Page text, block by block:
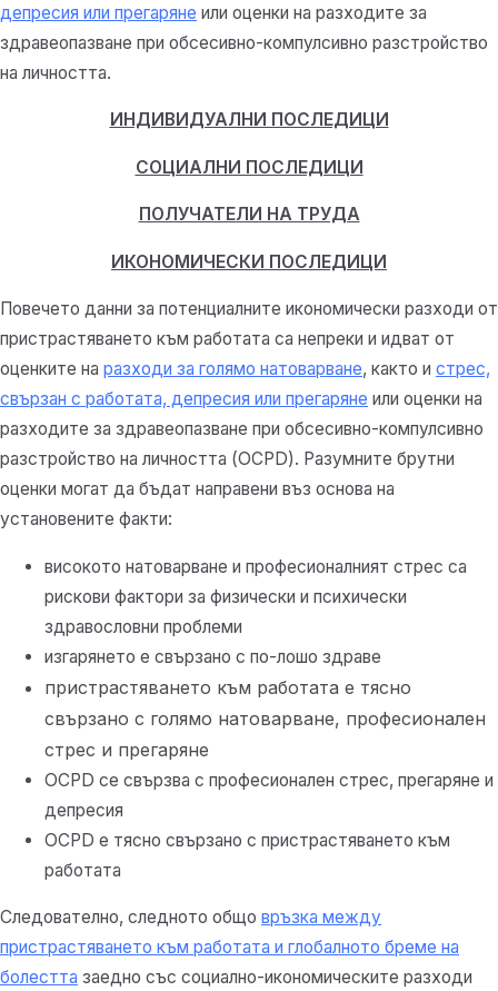
депресия или прегаряне или оценки на разходите за
здравеопазване при обсесивно-компулсивно разстройство
на личността.
ИНДИВИДУАЛНИ ПОСЛЕДИЦИ
СОЦИАЛНИ ПОСЛЕДИЦИ
ПОЛУЧАТЕЛИ НА ТРУДА
ИКОНОМИЧЕСКИ ПОСЛЕДИЦИ
Повечето данни за потенциалните икономически разходи от
пристрастяването към работата са непреки и идват от
оценките на разходи за голямо натоварване, както и стрес,
свързан с работата, депресия или прегаряне или оценки на
разходите за здравеопазване при обсесивно-компулсивно
разстройство на личността (OCPD). Разумните брутни
оценки могат да бъдат направени въз основа на
установените факти:
високото натоварване и професионалният стрес са
рискови фактори за физически и психически
здравословни проблеми
изгарянето е свързано с по-лошо здраве
пристрастяването към работата е тясно
свързано с голямо натоварване, професионален
стрес и прегаряне
OCPD се свързва с професионален стрес, прегаряне и
депресия
OCPD е тясно свързано с пристрастяването към
работата
Следователно, следното общо връзка между
пристрастяването към работата и глобалното бреме на
болестта заедно със социално-икономическите разходи